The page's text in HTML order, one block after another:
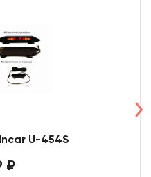
U-454S
₽